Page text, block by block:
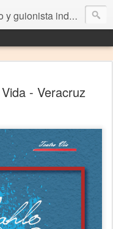
independiente
- Veracruz